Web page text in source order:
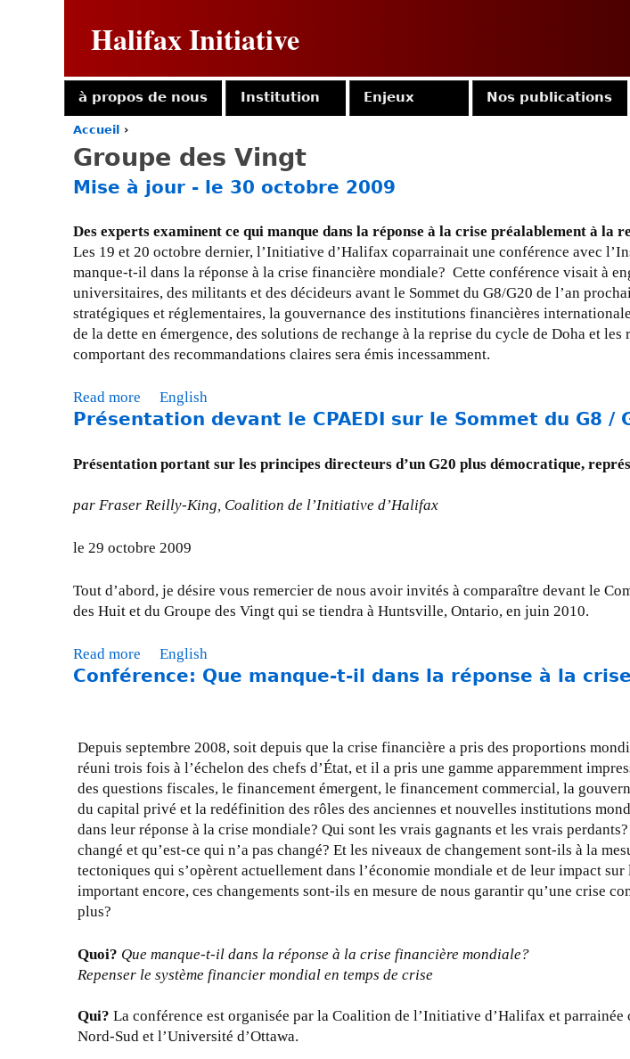
Halifax Initiative
o
u
a
e
h
e
e
Accueil ›
Groupe des Vingt
Mise à jour - le 30 octobre 2009
Des experts examinent ce qui manque dans la réponse à la crise préalablement à la
Les 19 et 20 octobre dernier, l’Initiative d’Halifax coparrainait une conférence avec
manque-t-il dans la réponse à la crise financière mondiale? Cette conférence visait à
universitaires, des militants et des décideurs avant le Sommet du G8/G20 de l’an
stratégiques et réglementaires, la gouvernance des institutions financières
de la dette en émergence, des solutions de rechange à la reprise du cycle de Doha et
comportant des recommandations claires sera émis incessamment.
Read more
b
u
M
-
3
0
o
c
t
o
b
r
0
0
English
Présentation devant le CPAEDI sur le Sommet du G8 /
Présentation portant sur les principes directeurs d’un G20 plus démocratique,
par Fraser Reilly-King, Coalition de l’Initiative d’Halifax
le 29 octobre 2009
Tout d’abord, je désire vous remercier de nous avoir invités à comparaître devant le
des Huit et du Groupe des Vingt qui se tiendra à Huntsville, Ontario, en juin 2010.
Read more
b
P
r
é
s
e
n
t
a
o
n
e
v
English
Conférence: Que manque-t-il dans la réponse à la
Depuis septembre 2008, soit depuis que la crise financière a pris des proportions
réuni trois fois à l’échelon des chefs d’État, et il a pris une gamme apparemment
des questions fiscales, le financement émergent, le financement commercial, la
du capital privé et la redéfinition des rôles des anciennes et nouvelles institutions
dans leur réponse à la crise mondiale? Qui sont les vrais gagnants et les vrais
changé et qu’est-ce qui n’a pas changé? Et les niveaux de changement sont-ils à la
tectoniques qui s’opèrent actuellement dans l’économie mondiale et de leur impact
important encore, ces changements sont-ils en mesure de nous garantir qu’une crise
plus?
Quoi? Que manque-t-il dans la réponse à la crise financière mondiale?
Repenser le système financier mondial en temps de crise
Qui? La conférence est organisée par la Coalition de l’Initiative d’Halifax et
Nord-Sud et l’Université d’Ottawa.
à propos de nous Institution Enjeux Nos publications